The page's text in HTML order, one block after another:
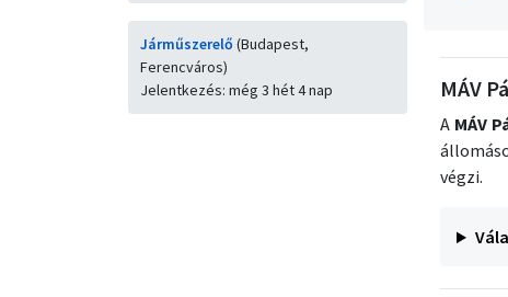
Járműszerelő (Budapest,
Ferencváros)
Jelentkezés: még 3 hét 4 nap
MÁV
A MÁV
végzi.